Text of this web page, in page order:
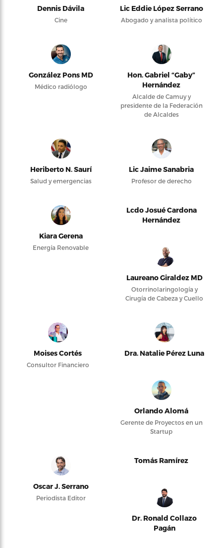
Dennis Dávila
Cine
Lic Eddie López Serrano
Abogado y analista político
González Pons MD
Médico radiólogo
Hon. Gabriel “Gaby”
Hernández
Alcalde de Camuy y
presidente de la Federación
de Alcaldes
Heriberto N. Saurí
Salud y emergencias
Lic Jaime Sanabria
Profesor de derecho
Kiara Gerena
Energía Renovable
Lcdo Josué Cardona
Hernández
Laureano Giraldez MD
Otorrinolaringología y
Cirugía de Cabeza y Cuello
Moises Cortés
Consultor Financiero
Dra. Natalie Pérez Luna
Orlando Alomá
Gerente de Proyectos en un
Startup
Oscar J. Serrano
Periodista Editor
Tomás Ramírez
Dr. Ronald Collazo
Pagán